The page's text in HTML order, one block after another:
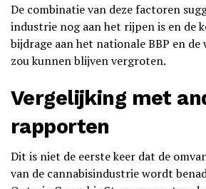
De combinatie van deze factoren
industrie nog aan het rijpen is en de
bijdrage aan het nationale BBP en de
zou kunnen blijven vergroten.
Vergelijking met
rapporten
Dit is niet de eerste keer dat de
van de cannabisindustrie wordt